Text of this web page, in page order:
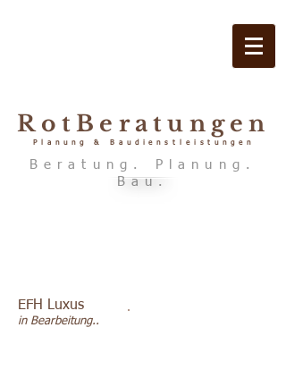
RotBeratungen
Planung & Baudienstleistungen
Beratung. Planung.
Bau.
EFH Luxus
in Bearbeitung..